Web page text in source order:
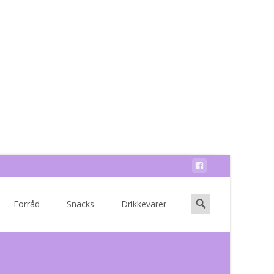
Forråd Snacks Drikkevarer
Search
for: